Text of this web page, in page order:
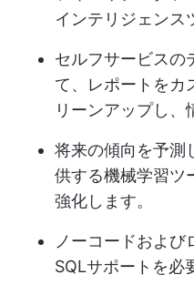
インテリジェンス
セルフサービスの
て、レポートをカ
リーンアップし、
将来の傾向を予
供する機械学習ツ
強化します。
ノーコードおよび
SQLサポートを必